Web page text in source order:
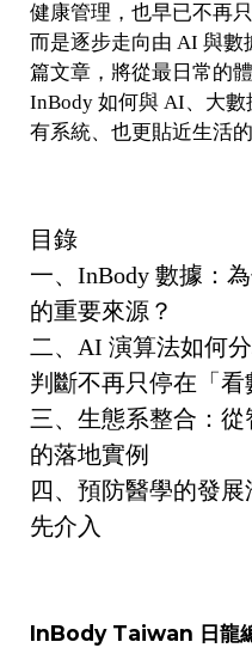
健康管理，也早已不再
而是逐步走向由 AI 與
篇文章，將從最日常的
InBody 如何與 AI、大
有系統、也更貼近生活
目錄
一、InBody 數據：
的重要來源？
二、AI 演算法如何
判斷不再只停在「看
三、生態系整合：
的落地實例
四、預防醫學的發
先介入
InBody Taiwan 日龍